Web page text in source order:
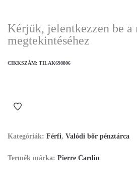
Kérjük, jelentkezzen be a
megtekintéséhez
CIKKSZÁM: TILAK698806
Kategóriák: Férfi, Valódi bőr pénztárca
Termék márka: Pierre Cardin